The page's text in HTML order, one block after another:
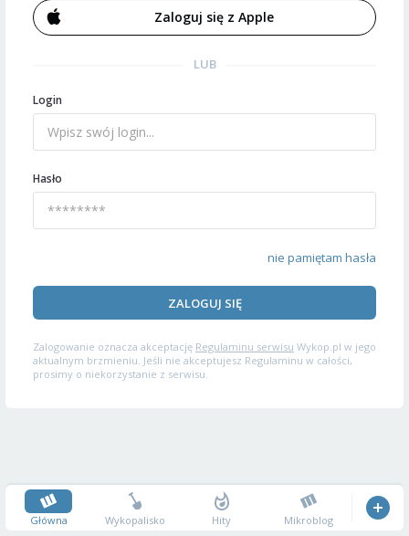
Zaloguj się z Apple
LUB
Login
Hasło
nie pamiętam hasła
ZALOGUJ SIĘ
Zalogowanie oznacza akceptację Regulaminu serwisu Wykop.pl w jego
aktualnym brzmieniu. Jeśli nie akceptujesz Regulaminu w całości,
prosimy o niekorzystanie z serwisu.
Główna Wykopalisko Hity Mikroblog